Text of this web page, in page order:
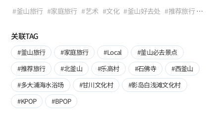
（Art）”路线。
那么这次的路线将带你亲自走进一部紧紧抓住视觉与听觉、
充满设定感（Conceptual）的“K-POP艺术电影（Art Film）”
之中。 如今的K-POP已经超越了单纯的听觉音乐，
成为了结合时尚、视觉美学与独特世界观的完美“综合艺术”，
并获得了全世界的认可。釜山也是如此。
废弃的工厂重生为充满设计感的文化空间，
电影般的想象力沿着海岸线蔓延，
波普艺术般原色的列车在蔚蓝的大海上疾驰。 这次B-
POP“艺术”路线，
电影感、波普艺术等丰富多彩的视觉享受 ‧
能够同时收获艺术灵感与充满设计感打卡照的路线 ‧
完成一张完美概念专辑的釜山地标之旅
#釜山旅行 #家庭旅行 #艺术 #文化 #釜山好去处 #推荐旅行
#蓝线公园
关联TAG
#釜山旅行 #家庭旅行 #Local
#釜山必去景点
#推荐旅行
#北釜山 #乐高村 #石佛寺
#西釜山
#多大浦海水浴场
#甘川文化村
#影岛白浅滩文化村
#KPOP
#BPOP